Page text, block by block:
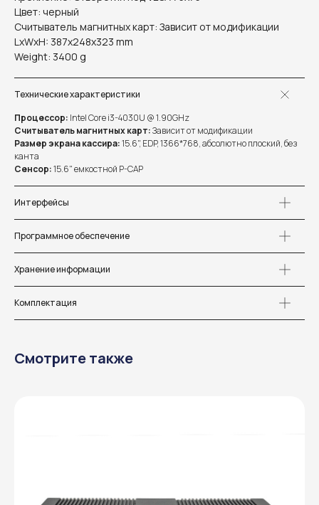
Цвет: черный
Считыватель магнитных карт: Зависит от модификации
LxWxH: 387x248x323 mm
Weight: 3400 g
Технические характеристики
Процессор: Intel Core i3-4030U @ 1.90GHz
Считыватель магнитных карт:Зависит от модификации
Размер экрана кассира:15.6", EDP, 1366*768, абсолютно плоский, без
канта
Сенсор:15.6" емкостной P-CAP
Интерфейсы
Программное обеспечение
Хранение информации
Комплектация
Смотрите также